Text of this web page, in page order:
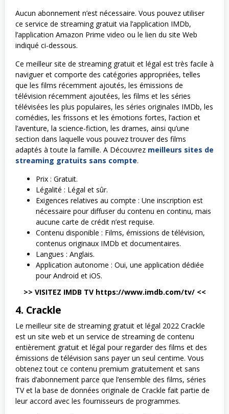
Aucun abonnement n’est nécessaire. Vous pouvez utiliser
ce service de streaming gratuit via l’application IMDb,
l’application Amazon Prime video ou le lien du site Web
indiqué ci-dessous.
Ce meilleur site de streaming gratuit et légal est très facile à
naviguer et comporte des catégories appropriées, telles
que les films récemment ajoutés, les émissions de
télévision récemment ajoutées, les films et les séries
télévisées les plus populaires, les séries originales IMDb, les
comédies, les frissons et les émotions fortes, l’action et
l’aventure, la science-fiction, les drames, ainsi qu’une
section dans laquelle vous pouvez trouver des films
adaptés à toute la famille. A Découvrez meilleurs sites de
streaming gratuits sans compte.
Prix : Gratuit.
Légalité : Légal et sûr.
Exigences relatives au compte : Une inscription est
nécessaire pour diffuser du contenu en continu, mais
aucune carte de crédit n’est requise.
Contenu disponible : Films, émissions de télévision,
contenus originaux IMDb et documentaires.
Langues : Anglais.
Application autonome : Oui, une application dédiée
pour Android et iOS.
>> VISITEZ IMDB TV https://www.imdb.com/tv/ <<
4. Crackle
Le meilleur site de streaming gratuit et légal 2022 Crackle
est un site web et un service de streaming de contenu
entièrement gratuit et légal pour regarder des films et des
émissions de télévision sans payer un seul centime. Vous
obtenez tout ce contenu premium gratuitement et sans
frais d’abonnement parce que l’ensemble des films, séries
TV et la base de données originale de Crackle fait partie de
leur accord avec les fournisseurs de programmes.